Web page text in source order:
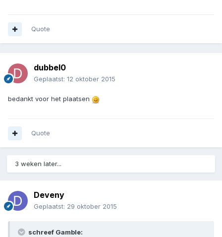
Quote
dubbel0
Geplaatst: 12 oktober 2015
bedankt voor het plaatsen
Quote
3 weken later...
Deveny
Geplaatst: 29 oktober 2015
schreef Gamble: